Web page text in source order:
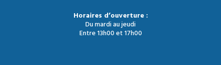
Horaires d’ouverture :
Du mardi au jeudi
Entre 13h00 et 17h00